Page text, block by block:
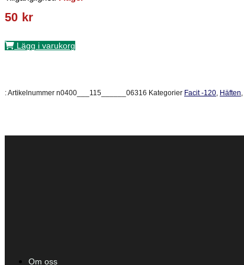
50 kr
Lägg i varukorg
:Artikelnummer n0400___115______06316 Kategorier Facit -120, Häften,
Om oss